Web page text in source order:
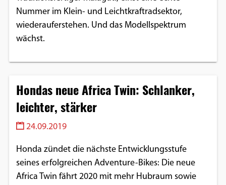
Nummer im Klein- und Leichtkraftradsektor,
wiederauferstehen. Und das Modellspektrum
wächst.
Hondas neue Africa Twin: Schlanker,
leichter, stärker
24.09.2019
Honda zündet die nächste Entwicklungsstufe
seines erfolgreichen Adventure-Bikes: Die neue
Africa Twin fährt 2020 mit mehr Hubraum sowie